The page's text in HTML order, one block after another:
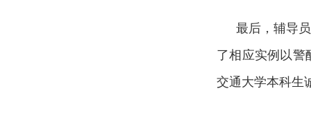
最后，辅导
了相应实例以警
交通大学本科生